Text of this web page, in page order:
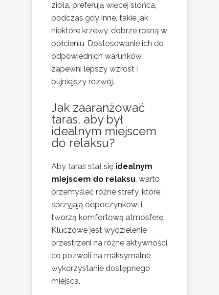
zioła, preferują więcej słońca,
podczas gdy inne, takie jak
niektóre krzewy, dobrze rosną w
półcieniu. Dostosowanie ich do
odpowiednich warunków
zapewni lepszy wzrost i
bujniejszy rozwój.
Jak zaaranżować
taras, aby był
idealnym miejscem
do relaksu?
Aby taras stał się idealnym
miejscem do relaksu, warto
przemyśleć różne strefy, które
sprzyjają odpoczynkowi i
tworzą komfortową atmosferę.
Kluczowe jest wydzielenie
przestrzeni na różne aktywności,
co pozwoli na maksymalne
wykorzystanie dostępnego
miejsca.